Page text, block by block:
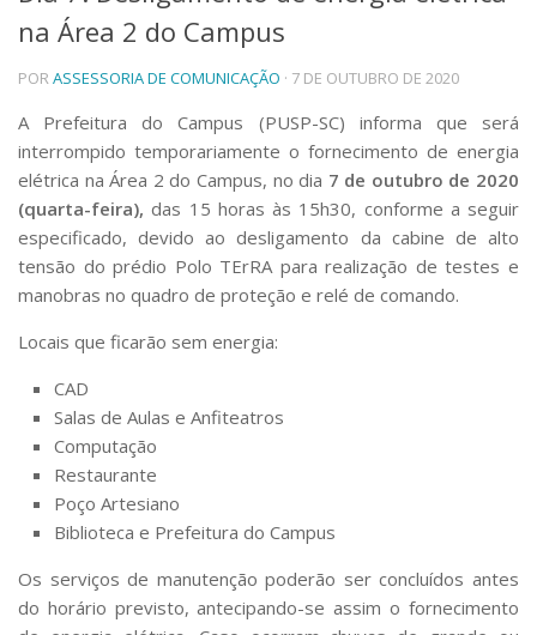
Telefones e Mapas
Pessoas
Ensino
Graduação
Pós-Graduação
Educação a distância
Pesquisa e Inovação
Linhas de Pesquisa
Centros, Núcleos e Projetos em Rede
Iniciação Científica
Empresas Juniores
Extensão à Comunidade
Projetos, Programas e Cursos
Artes, Cultura e Esportes
Museus e Espaços Interativos
Bibliotecas
Apoio ao Estudante
na Área 2 do Campus
PORASSESSORIA DE COMUNICAÇÃO · 7 DE OUTUBRO DE 2020
A Prefeitura do Campus (PUSP-SC) informa que será
interrompido temporariamente o fornecimento de energia
elétrica na Área 2 do Campus, no dia 7 de outubro de 2020
(quarta-feira), das 15 horas às 15h30, conforme a seguir
especificado, devido ao desligamento da cabine de alto
tensão do prédio Polo TErRA para realização de testes e
manobras no quadro de proteção e relé de comando.
Locais que ficarão sem energia:
CAD
Salas de Aulas e Anfiteatros
Computação
Restaurante
Poço Artesiano
Biblioteca e Prefeitura do Campus
Os serviços de manutenção poderão ser concluídos antes
do horário previsto, antecipando-se assim o fornecimento